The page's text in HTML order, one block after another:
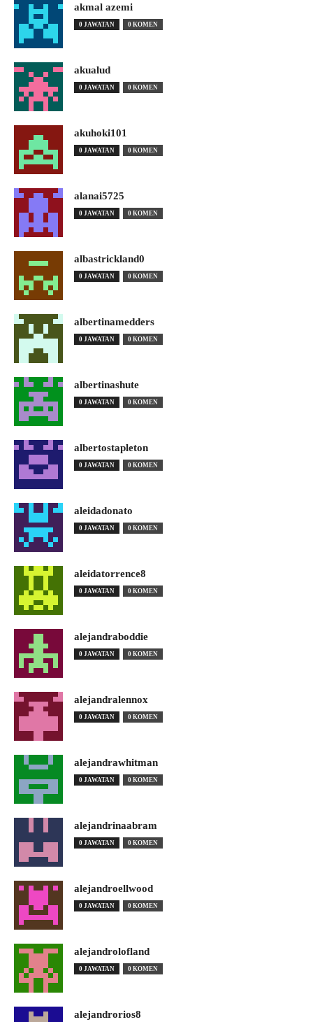
akmal azemi
0 JAWATAN 0 KOMEN
akualud
0 JAWATAN 0 KOMEN
akuhoki101
0 JAWATAN 0 KOMEN
alanai5725
0 JAWATAN 0 KOMEN
albastrickland0
0 JAWATAN 0 KOMEN
albertinamedders
0 JAWATAN 0 KOMEN
albertinashute
0 JAWATAN 0 KOMEN
albertostapleton
0 JAWATAN 0 KOMEN
aleidadonato
0 JAWATAN 0 KOMEN
aleidatorrence8
0 JAWATAN 0 KOMEN
alejandraboddie
0 JAWATAN 0 KOMEN
alejandralennox
0 JAWATAN 0 KOMEN
alejandrawhitman
0 JAWATAN 0 KOMEN
alejandrinaabram
0 JAWATAN 0 KOMEN
alejandroellwood
0 JAWATAN 0 KOMEN
alejandrolofland
0 JAWATAN 0 KOMEN
alejandrorios8